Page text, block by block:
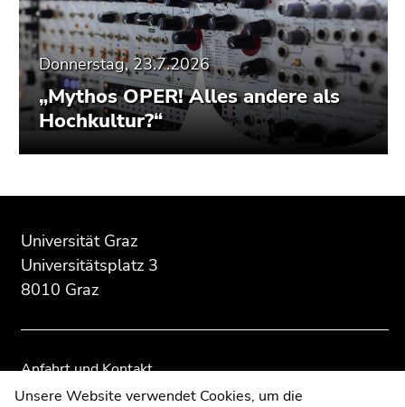
Donnerstag, 23.7.2026
„Mythos OPER! Alles andere als
Hochkultur?“
Seitenbereichs:
Zusatzinformationen:
Universität Graz
Universitätsplatz 3
8010 Graz
Anfahrt und Kontakt
Kommunikation und Öffentlichkeitsarbeit
Seitenbereichs.
Übersicht
Seitenbereiche
Seitenbereichs.
Übersicht
Seitenbereiche
Unsere Website verwendet Cookies, um die